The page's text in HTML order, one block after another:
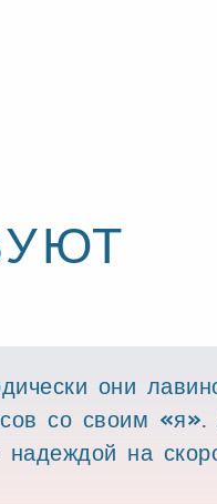
они
со своим «я».
на